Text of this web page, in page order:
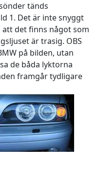
tänds
1. Det är inte snyggt
det finns något som
är trasig. OBS
på bilden, utan
de båda lyktorna
framgår tydligare